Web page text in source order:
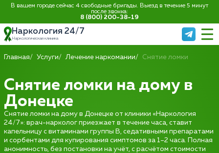
В вашем городе сейчас 4 свободные бригады. Выезд в течение 5 минут
после звонка:
8 (800) 200-38-19
Наркология 24/7
Наркологическая клиника
Главная Услуги Лечение наркомании Снятие ломки
Снятие ломки на дому в
Донецке
Снятие ломки на дому в Донецке от клиники «Наркология
24/7»: врач-нарколог приезжает в течение часа, ставит
капельницу с витаминами группы B, седативными препаратами
и сорбентами для купирования симптомов за 1–2 часа. Полная
анонимность, без постановки на учёт, с расчётом стоимости